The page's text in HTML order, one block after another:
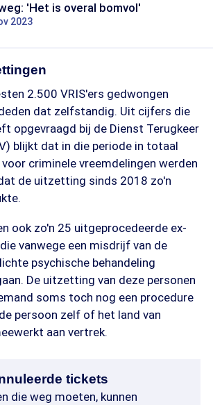
'Het is overal bomvol'
2023
2.500 VRIS'ers gedwongen
dat zelfstandig. Uit cijfers die
opgevraagd bij de Dienst Terugkeer
blijkt dat in die periode in totaal
criminele vreemdelingen werden
de uitzetting sinds 2018 zo'n
ook zo'n 25 uitgeprocedeerde ex-
vanwege een misdrijf van de
psychische behandeling
De uitzetting van deze personen
soms toch nog een procedure
persoon zelf of het land van
aan vertrek.
tickets
die weg moeten, kunnen